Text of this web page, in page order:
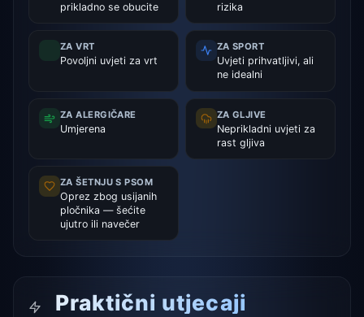
prikladno se obucite
rizika
ZA VRT
Povoljni uvjeti za vrt
ZA SPORT
Uvjeti prihvatljivi, ali
ne idealni
ZA ALERGIČARE
Umjerena
ZA GLJIVE
Neprikladni uvjeti za
rast gljiva
ZA ŠETNJU S PSOM
Oprez zbog usijanih
pločnika — šećite
ujutro ili navečer
Praktični utjecaji